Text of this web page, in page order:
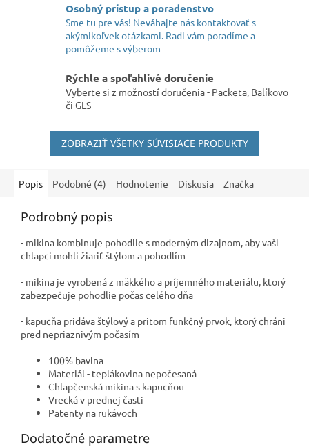
Osobný prístup a poradenstvo
Sme tu pre vás! Neváhajte nás kontaktovať s
akýmikoľvek otázkami. Radi vám poradíme a
pomôžeme s výberom
Rýchle a spoľahlivé doručenie
Vyberte si z možností doručenia - Packeta, Balíkovo
či GLS
ZOBRAZIŤ VŠETKY SÚVISIACE PRODUKTY
Popis Podobné (4) Hodnotenie Diskusia Značka
Podrobný popis
- mikina kombinuje pohodlie s moderným dizajnom, aby vaši
chlapci mohli žiariť štýlom a pohodlím
- mikina je vyrobená z mäkkého a príjemného materiálu, ktorý
zabezpečuje pohodlie počas celého dňa
- kapucňa pridáva štýlový a pritom funkčný prvok, ktorý chráni
pred nepriaznivým počasím
100% bavlna
Materiál - teplákovina nepočesaná
Chlapčenská mikina s kapucňou
Vrecká v prednej časti
Patenty na rukávoch
Dodatočné parametre